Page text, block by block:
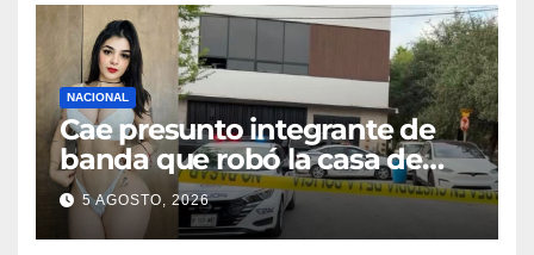
NACIONAL
Cae presunto integrante de
banda que robó la casa de
Karely Ruiz
5 AGOSTO, 2026